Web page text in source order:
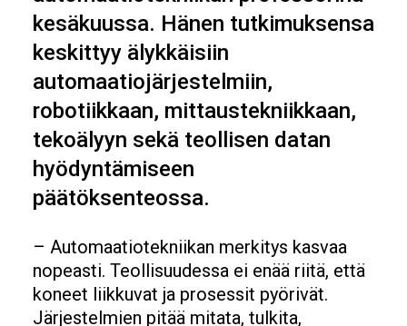
kesäkuussa. Hänen tutkimuksensa
keskittyy älykkäisiin
automaatiojärjestelmiin,
robotiikkaan, mittaustekniikkaan,
tekoälyyn sekä teollisen datan
hyödyntämiseen
päätöksenteossa.
– Automaatiotekniikan merkitys kasvaa
nopeasti. Teollisuudessa ei enää riitä, että
koneet liikkuvat ja prosessit pyörivät.
Järjestelmien pitää mitata, tulkita,